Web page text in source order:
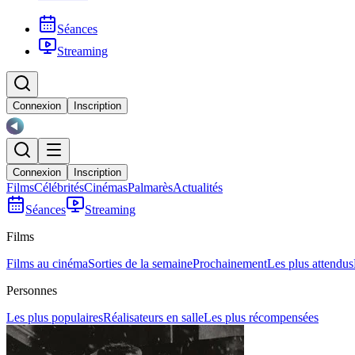
Séances
Streaming
Connexion Inscription
Connexion Inscription
FilmsCélébritésCinémasPalmarèsActualités
Séances
Streaming
Films
Films au cinémaSorties de la semaineProchainementLes plus attendus
Personnes
Les plus populairesRéalisateurs en salleLes plus récompensées